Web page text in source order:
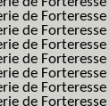
de
de Forteresse
de
de
de
de
de Forteresse